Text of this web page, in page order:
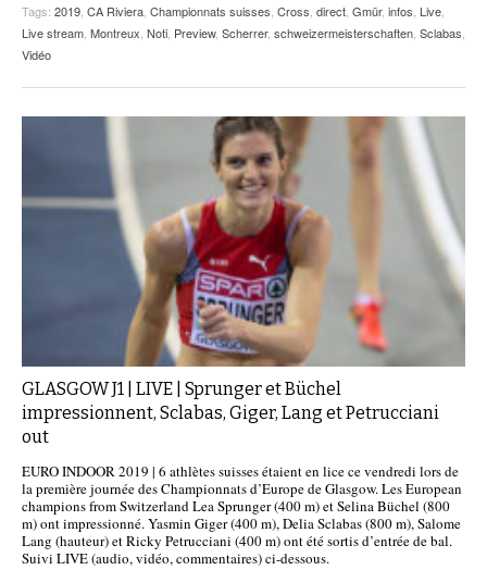
Tags: 2019 CA Riviera Championnats suisses Cross direct Gmür, infos Live
Live stream Montreux Noti Preview, Scherrer, schweizermeisterschaften Sclabas
Vidéo
GLASGOW J1 | LIVE | Sprunger et Büchel
impressionnent, Sclabas, Giger, Lang et Petrucciani
out
EURO INDOOR 2019 | 6 athlètes suisses étaient en lice ce vendredi lors de
la première journée des Championnats d’Europe de Glasgow. Les European
champions from Switzerland Lea Sprunger (400 m) et Selina Büchel (800
m) ont impressionné. Yasmin Giger (400 m), Delia Sclabas (800 m), Salome
Lang (hauteur) et Ricky Petrucciani (400 m) ont été sortis d’entrée de bal.
Suivi LIVE (audio, vidéo, commentaires) ci-dessous.